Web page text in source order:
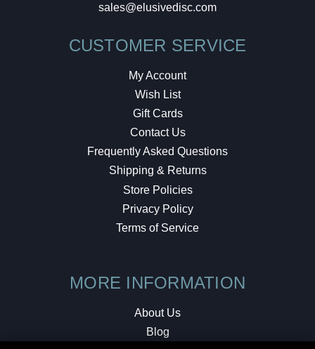
sales@elusivedisc.com
CUSTOMER SERVICE
My Account
Wish List
Gift Cards
Contact Us
Frequently Asked Questions
Shipping & Returns
Store Policies
Privacy Policy
Terms of Service
MORE INFORMATION
About Us
Blog